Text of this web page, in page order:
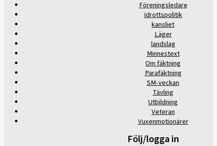
Föreningsledare
Idrottspolitik
kansliet
Läger
landslag
Minnestext
Om fäktning
Parafäktning
SM-veckan
Tävling
Utbildning
Veteran
Vuxenmotionärer
Följ/logga in